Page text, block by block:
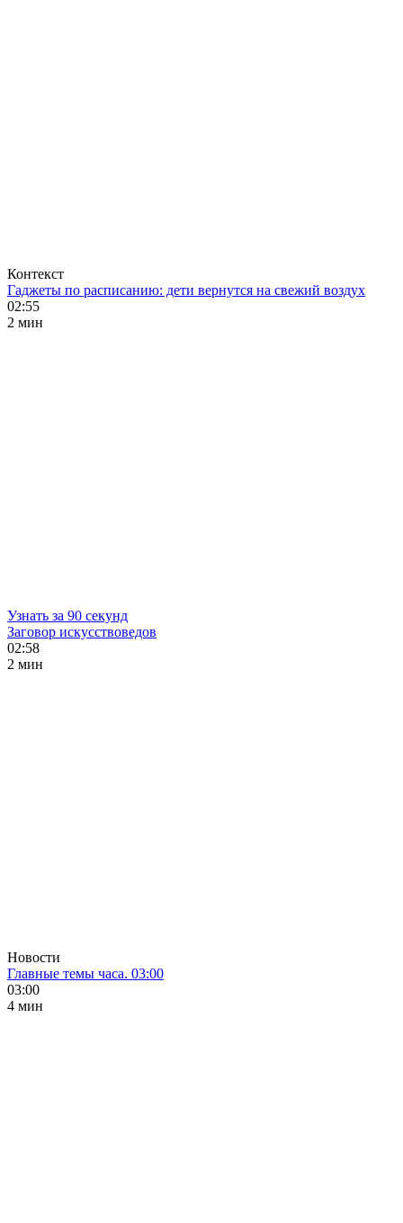
Контекст
Гаджеты по расписанию: дети вернутся на свежий воздух
02:55
2 мин
Узнать за 90 секунд
Заговор искусствоведов
02:58
2 мин
Новости
Главные темы часа. 03:00
03:00
4 мин